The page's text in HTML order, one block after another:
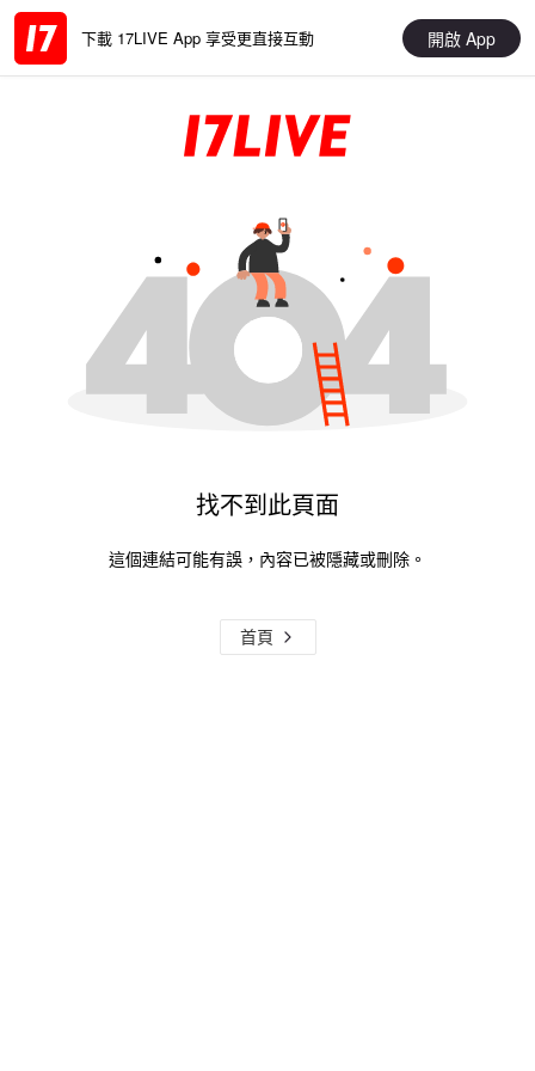
下載 17LIVE App 享受更直接互動 開啟 App
找不到此頁面
這個連結可能有誤，內容已被隱藏或刪除。
首頁